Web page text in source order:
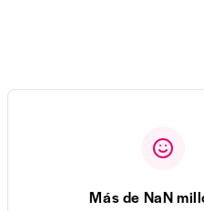
Más de NaN